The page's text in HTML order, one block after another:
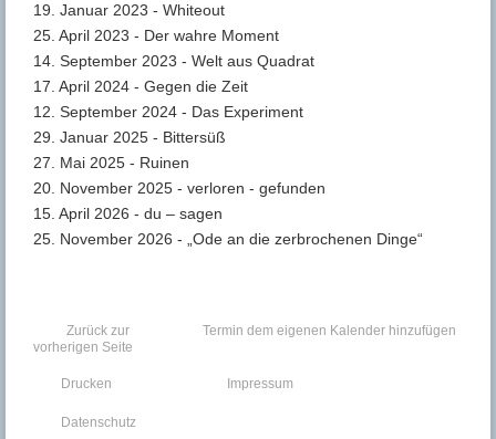
19. Januar 2023 - Whiteout
25. April 2023 - Der wahre Moment
14. September 2023 - Welt aus Quadrat
17. April 2024 - Gegen die Zeit
12. September 2024 - Das Experiment
29. Januar 2025 - Bittersüß
27. Mai 2025 - Ruinen
20. November 2025 - verloren - gefunden
15. April 2026 - du – sagen
25. November 2026 - „Ode an die zerbrochenen Dinge“
Termin dem eigenen Kalender hinzufügen
Zurück zur
vorherigen Seite
Drucken Impressum
Datenschutz